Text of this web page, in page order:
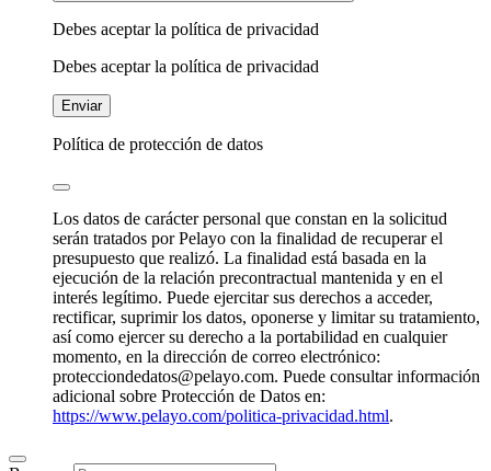
Debes aceptar la política de privacidad
Debes aceptar la política de privacidad
Enviar
Política de protección de datos
Los datos de carácter personal que constan en la solicitud
serán tratados por Pelayo con la finalidad de recuperar el
presupuesto que realizó. La finalidad está basada en la
ejecución de la relación precontractual mantenida y en el
interés legítimo. Puede ejercitar sus derechos a acceder,
rectificar, suprimir los datos, oponerse y limitar su tratamiento,
así como ejercer su derecho a la portabilidad en cualquier
momento, en la dirección de correo electrónico:
protecciondedatos@pelayo.com. Puede consultar información
adicional sobre Protección de Datos en:
https://www.pelayo.com/politica-privacidad.html.